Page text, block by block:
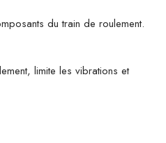
du train de roulement.
limite les vibrations et